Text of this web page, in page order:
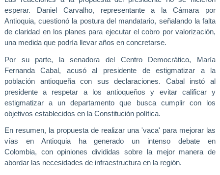
esperar. Daniel Carvalho, representante a la Cámara por
Antioquia, cuestionó la postura del mandatario, señalando la falta
de claridad en los planes para ejecutar el cobro por valorización,
una medida que podría llevar años en concretarse.
Por su parte, la senadora del Centro Democrático, María
Fernanda Cabal, acusó al presidente de estigmatizar a la
población antioqueña con sus declaraciones. Cabal instó al
presidente a respetar a los antioqueños y evitar calificar y
estigmatizar a un departamento que busca cumplir con los
objetivos establecidos en la Constitución política.
En resumen, la propuesta de realizar una 'vaca' para mejorar las
vías en Antioquia ha generado un intenso debate en
Colombia, con opiniones divididas sobre la mejor manera de
abordar las necesidades de infraestructura en la región.